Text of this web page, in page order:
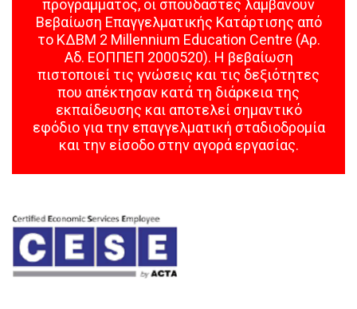
προγράμματος, οι σπουδαστές λαμβάνουν
Βεβαίωση Επαγγελματικής Κατάρτισης από
το ΚΔΒΜ 2 Millennium Education Centre (Αρ.
Αδ. ΕΟΠΠΕΠ 2000520). Η βεβαίωση
πιστοποιεί τις γνώσεις και τις δεξιότητες
που απέκτησαν κατά τη διάρκεια της
εκπαίδευσης και αποτελεί σημαντικό
εφόδιο για την επαγγελματική σταδιοδρομία
και την είσοδο στην αγορά εργασίας.